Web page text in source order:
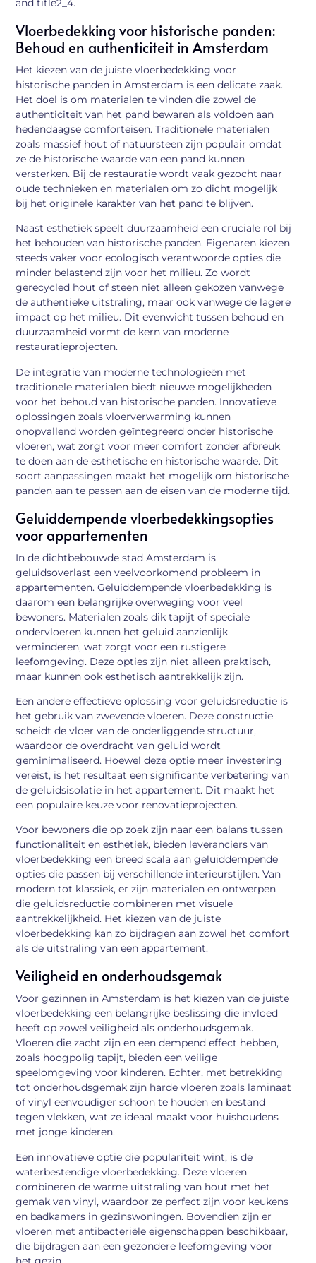
and title2_4.
Vloerbedekking voor historische panden:
Behoud en authenticiteit in Amsterdam
Het kiezen van de juiste vloerbedekking voor
historische panden in Amsterdam is een delicate zaak.
Het doel is om materialen te vinden die zowel de
authenticiteit van het pand bewaren als voldoen aan
hedendaagse comforteisen. Traditionele materialen
zoals massief hout of natuursteen zijn populair omdat
ze de historische waarde van een pand kunnen
versterken. Bij de restauratie wordt vaak gezocht naar
oude technieken en materialen om zo dicht mogelijk
bij het originele karakter van het pand te blijven.
Naast esthetiek speelt duurzaamheid een cruciale rol bij
het behouden van historische panden. Eigenaren kiezen
steeds vaker voor ecologisch verantwoorde opties die
minder belastend zijn voor het milieu. Zo wordt
gerecycled hout of steen niet alleen gekozen vanwege
de authentieke uitstraling, maar ook vanwege de lagere
impact op het milieu. Dit evenwicht tussen behoud en
duurzaamheid vormt de kern van moderne
restauratieprojecten.
De integratie van moderne technologieën met
traditionele materialen biedt nieuwe mogelijkheden
voor het behoud van historische panden. Innovatieve
oplossingen zoals vloerverwarming kunnen
onopvallend worden geïntegreerd onder historische
vloeren, wat zorgt voor meer comfort zonder afbreuk
te doen aan de esthetische en historische waarde. Dit
soort aanpassingen maakt het mogelijk om historische
panden aan te passen aan de eisen van de moderne tijd.
Geluiddempende vloerbedekkingsopties
voor appartementen
In de dichtbebouwde stad Amsterdam is
geluidsoverlast een veelvoorkomend probleem in
appartementen. Geluiddempende vloerbedekking is
daarom een belangrijke overweging voor veel
bewoners. Materialen zoals dik tapijt of speciale
ondervloeren kunnen het geluid aanzienlijk
verminderen, wat zorgt voor een rustigere
leefomgeving. Deze opties zijn niet alleen praktisch,
maar kunnen ook esthetisch aantrekkelijk zijn.
Een andere effectieve oplossing voor geluidsreductie is
het gebruik van zwevende vloeren. Deze constructie
scheidt de vloer van de onderliggende structuur,
waardoor de overdracht van geluid wordt
geminimaliseerd. Hoewel deze optie meer investering
vereist, is het resultaat een significante verbetering van
de geluidsisolatie in het appartement. Dit maakt het
een populaire keuze voor renovatieprojecten.
Voor bewoners die op zoek zijn naar een balans tussen
functionaliteit en esthetiek, bieden leveranciers van
vloerbedekking een breed scala aan geluiddempende
opties die passen bij verschillende interieurstijlen. Van
modern tot klassiek, er zijn materialen en ontwerpen
die geluidsreductie combineren met visuele
aantrekkelijkheid. Het kiezen van de juiste
vloerbedekking kan zo bijdragen aan zowel het comfort
als de uitstraling van een appartement.
Veiligheid en onderhoudsgemak
Voor gezinnen in Amsterdam is het kiezen van de juiste
vloerbedekking een belangrijke beslissing die invloed
heeft op zowel veiligheid als onderhoudsgemak.
Vloeren die zacht zijn en een dempend effect hebben,
zoals hoogpolig tapijt, bieden een veilige
speelomgeving voor kinderen. Echter, met betrekking
tot onderhoudsgemak zijn harde vloeren zoals laminaat
of vinyl eenvoudiger schoon te houden en bestand
tegen vlekken, wat ze ideaal maakt voor huishoudens
met jonge kinderen.
Een innovatieve optie die populariteit wint, is de
waterbestendige vloerbedekking. Deze vloeren
combineren de warme uitstraling van hout met het
gemak van vinyl, waardoor ze perfect zijn voor keukens
en badkamers in gezinswoningen. Bovendien zijn er
vloeren met antibacteriële eigenschappen beschikbaar,
die bijdragen aan een gezondere leefomgeving voor